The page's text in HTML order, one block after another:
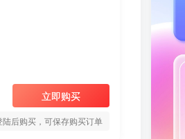
立即购买
后购买，可保存购买订单